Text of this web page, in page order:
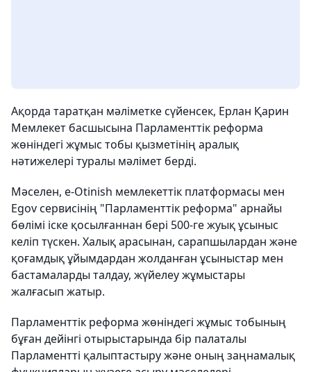
Ақорда таратқан мәліметке сүйенсек, Ерлан Қарин
Мемлекет басшысына Парламенттік реформа
жөніндегі жұмыс тобы қызметінің аралық
нәтижелері туралы мәлімет берді.
Мәселен, e-Otinish мемлекеттік платформасы мен
Egov сервисінің "Парламенттік реформа" арнайы
бөлімі іске қосылғаннан бері 500-ге жуық ұсыныс
келіп түскен. Халық арасынан, сарапшылардан және
қоғамдық ұйымдардан жолданған ұсыныстар мен
бастамаларды талдау, жүйелеу жұмыстары
жалғасып жатыр.
Парламенттік реформа жөніндегі жұмыс тобының
бұған дейінгі отырыстарында бір палаталы
Парламентті қалыптастыру және оның заңнамалық